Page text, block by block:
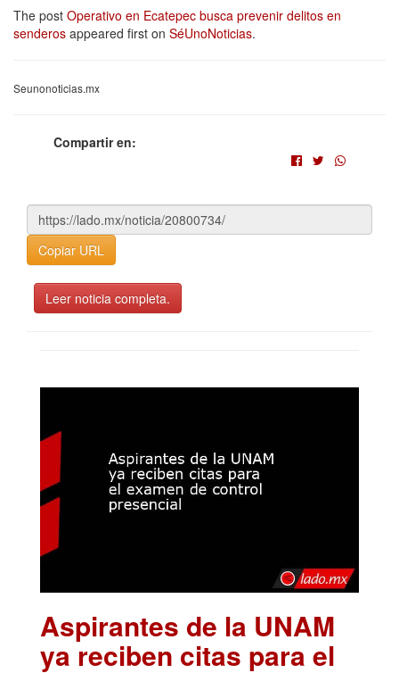
The post Operativo en Ecatepec busca prevenir delitos en
senderos appeared first on SéUnoNoticias.
Seunonoticias.mx
Compartir en:
Copiar URL
Leer noticia completa.
Aspirantes de la UNAM
ya reciben citas para el